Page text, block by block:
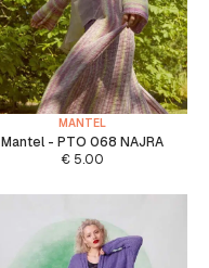
MANTEL
Mantel - PTO 068 NAJRA
€5.00